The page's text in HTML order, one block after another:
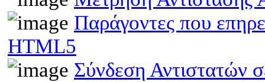
Παράγοντες που
HTML5
Σύνδεση Αντιστατών